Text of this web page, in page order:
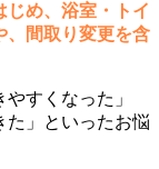
じめ、浴室・トイ
、間取り変更を含
すくなった」
た」といったお悩